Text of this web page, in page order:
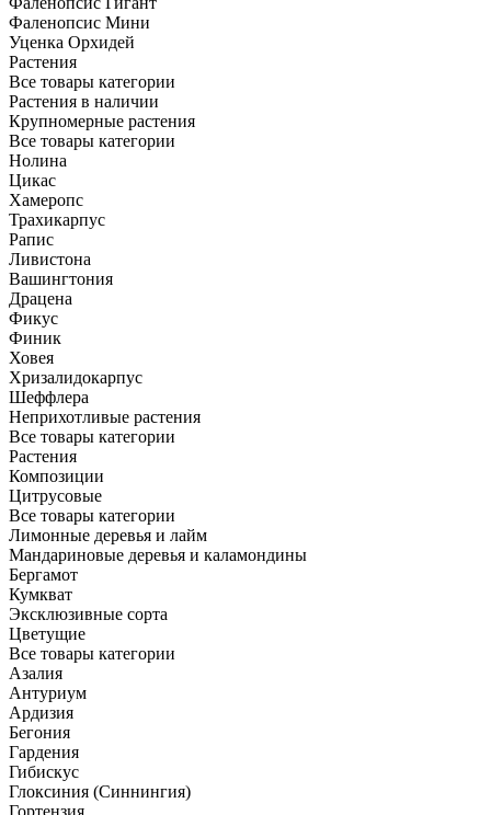
Фаленопсис Мини
Уценка Орхидей
Растения
Все товары категории
Растения в наличии
Крупномерные растения
Все товары категории
Нолина
Цикас
Хамеропс
Трахикарпус
Рапис
Ливистона
Вашингтония
Драцена
Фикус
Финик
Ховея
Хризалидокарпус
Шеффлера
Неприхотливые растения
Все товары категории
Растения
Композиции
Цитрусовые
Все товары категории
Лимонные деревья и лайм
Мандариновые деревья и каламондины
Бергамот
Кумкват
Эксклюзивные сорта
Цветущие
Все товары категории
Азалия
Антуриум
Ардизия
Бегония
Гардения
Гибискус
Глоксиния (Синнингия)
Гортензия